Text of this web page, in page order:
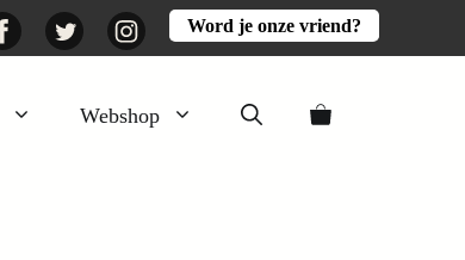
FacebookTwitter InstagramWord je onze vriend?
Webshop